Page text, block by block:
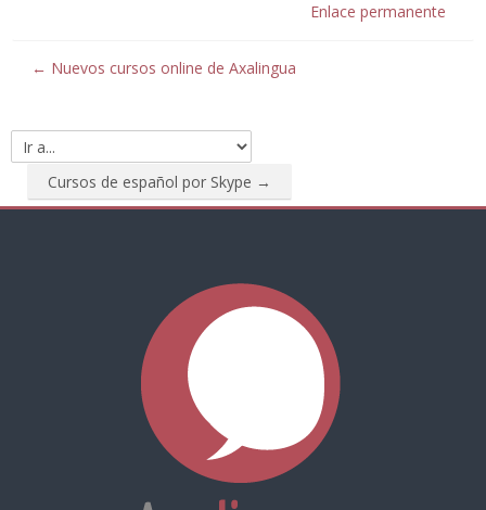
Enlace permanente
← Nuevos cursos online de Axalingua
Cursos de español por Skype →